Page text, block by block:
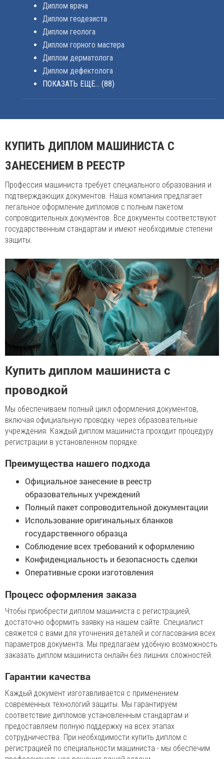
Диплом врача
Диплом геодезиста
Диплом геолога
Диплом горного мастера
Диплом дерматолога
Диплом дефектолога
ПОКАЗАТЬ ЕЩЕ... (88)
КУПИТЬ ДИПЛОМ МАШИНИСТА С
ЗАНЕСЕНИЕМ В РЕЕСТР
Профессия машиниста требует специального образования и
подтверждающих документов. Наша компания предлагает
легальное оформление дипломов с полным пакетом
сопроводительных документов. Все документы соответствуют
государственным стандартам и имеют необходимые степени
защиты.
Купить диплом машиниста с
проводкой
Мы обеспечиваем полный цикл оформления документов,
включая официальную проводку через образовательные
учреждения. Каждый диплом машиниста проходит процедуру
регистрации в установленном порядке.
Преимущества нашего подхода
Официальное занесение в реестр
образовательных учреждений
Полный пакет сопроводительной документации
Использование оригинальных бланков
государственного образца
Соблюдение всех требований к оформлению
Конфиденциальность и безопасность сделки
Оперативные сроки изготовления
Процесс оформления заказа
Чтобы приобрести диплом машиниста с регистрацией,
достаточно оформить заявку на нашем сайте. Специалист
свяжется с вами для уточнения деталей и согласования всех
параметров документа. Мы предлагаем удобную возможность
заказать диплом машиниста онлайн без лишних сложностей.
Гарантии качества
Каждый документ изготавливается с применением
современных технологий защиты. Мы гарантируем
соответствие дипломов установленным стандартам и
предоставляем полную поддержку на всех этапах
сотрудничества. При необходимости купить диплом с
регистрацией по специальности машиниста - мы обеспечим